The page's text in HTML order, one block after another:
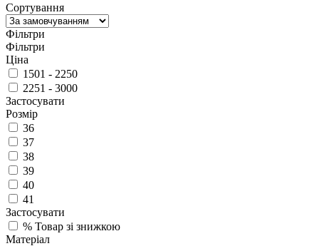
Сортування
Фільтри
Фільтри
Ціна
1501 - 2250
2251 - 3000
Застосувати
Розмір
36
37
38
39
40
41
Застосувати
% Товар зі знижкою
Матеріал